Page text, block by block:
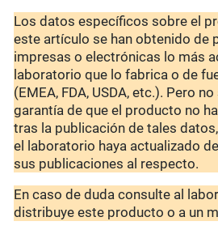
Los datos específicos sobre el
este artículo se han obtenido de
impresas o electrónicas lo más
laboratorio que lo fabrica o de
(EMEA, FDA, USDA, etc.). Pero
garantía de que el producto no
tras la publicación de tales
el laboratorio haya actualizado
sus publicaciones al respecto.
En caso de duda consulte al
distribuye este producto o a un